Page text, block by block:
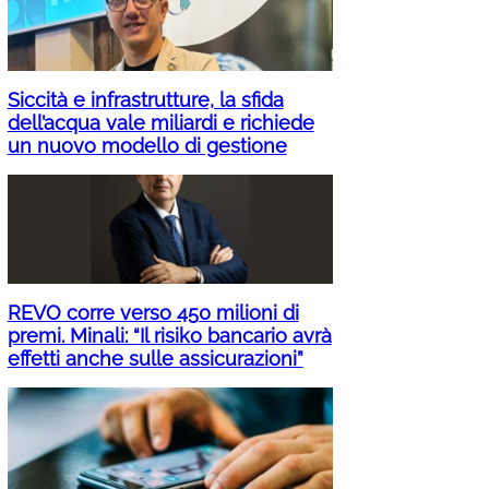
Siccità e infrastrutture, la sfida
dell’acqua vale miliardi e richiede
un nuovo modello di gestione
REVO corre verso 450 milioni di
premi. Minali: “Il risiko bancario avrà
effetti anche sulle assicurazioni”